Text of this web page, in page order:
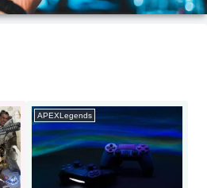
APEXLegends